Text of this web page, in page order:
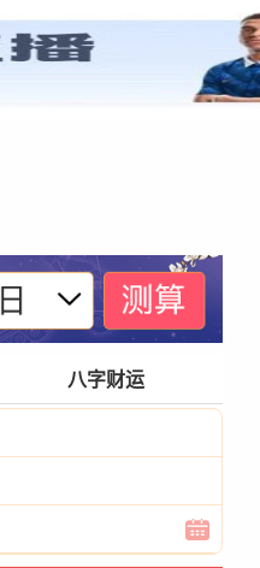
四化诀窍 格局玄奥
八字财运